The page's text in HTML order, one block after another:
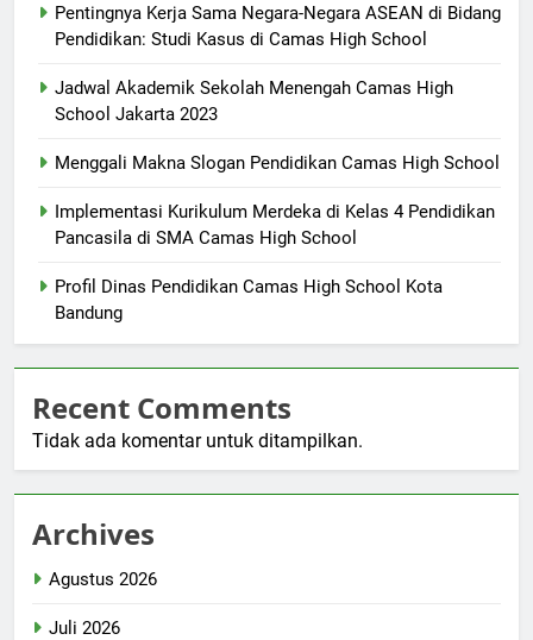
Pentingnya Kerja Sama Negara-Negara ASEAN di Bidang
Pendidikan: Studi Kasus di Camas High School
Jadwal Akademik Sekolah Menengah Camas High
School Jakarta 2023
Menggali Makna Slogan Pendidikan Camas High School
Implementasi Kurikulum Merdeka di Kelas 4 Pendidikan
Pancasila di SMA Camas High School
Profil Dinas Pendidikan Camas High School Kota
Bandung
Recent Comments
Tidak ada komentar untuk ditampilkan.
Archives
Agustus 2026
Juli 2026